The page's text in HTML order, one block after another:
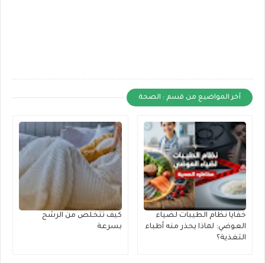
أخر المواضيع من قسم : الصحة
خفايا نظام الطيبات لضياء
العوضي: لماذا يحذر منه أطباء
التغذية؟
كيف تتخلص من الرشح
بسرعة